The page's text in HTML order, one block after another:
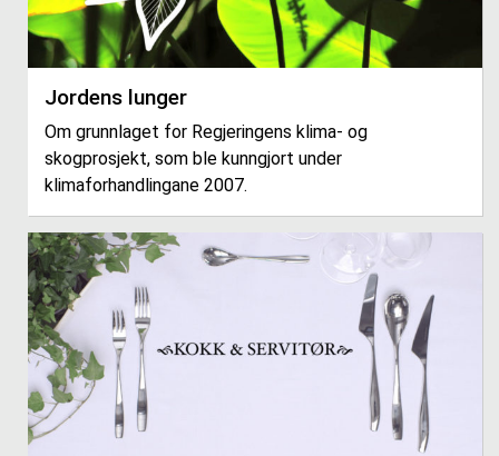
Jordens lunger
Om grunnlaget for Regjeringens klima- og
skogprosjekt, som ble kunngjort under
klimaforhandlingane 2007.